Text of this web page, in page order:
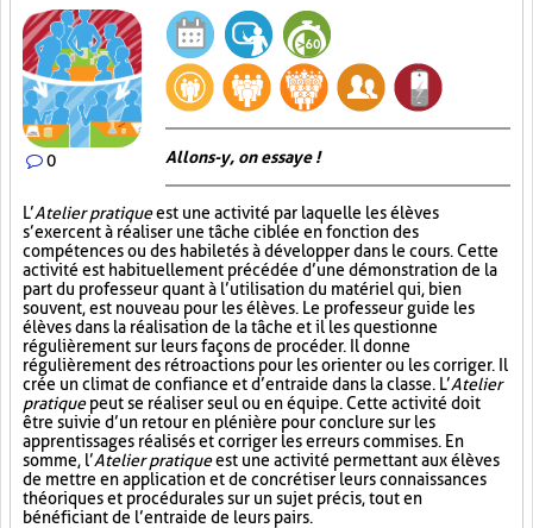
0 Allons-y, on essaye !
L’Atelier pratiqueest une activité par laquelle les élèves
s’exercent à réaliser une tâche ciblée en fonction des
compétences ou des habiletés à développer dans le cours. Cette
activité est habituellement précédée d’une démonstration de la
part du professeur quant à l’utilisation du matériel qui, bien
souvent, est nouveau pour les élèves. Le professeur guide les
élèves dans la réalisation de la tâche et il les questionne
régulièrement sur leurs façons de procéder. Il donne
régulièrement des rétroactions pour les orienter ou les corriger. Il
crée un climat de confiance et d’entraide dans la classe. L’Atelier
pratiquepeut se réaliser seul ou en équipe. Cette activité doit
être suivie d’un retour en plénière pour conclure sur les
apprentissages réalisés et corriger les erreurs commises. En
somme, l’Atelier pratiqueest une activité permettant aux élèves
de mettre en application et de concrétiser leurs connaissances
théoriques et procédurales sur un sujet précis, tout en
bénéficiant de l’entraide de leurs pairs.